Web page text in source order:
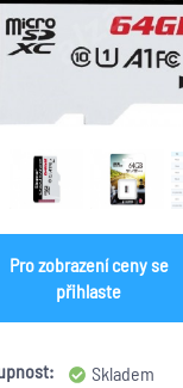
Pro zobrazení ceny se
přihlaste
Skladem